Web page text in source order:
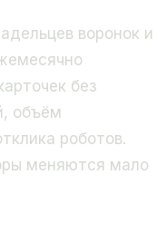
воронок и
без
объём
роботов.
меняются мало